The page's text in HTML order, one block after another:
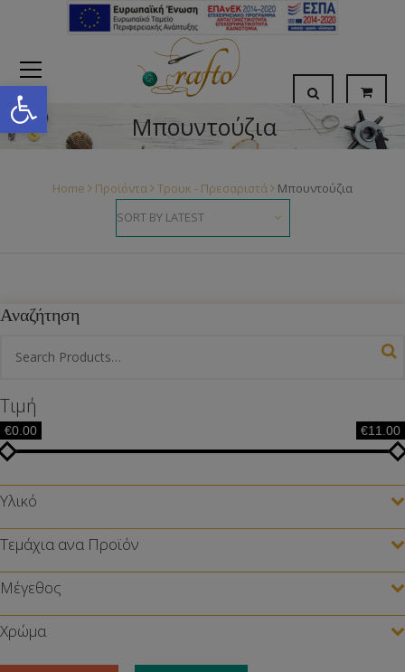
Open toolbar
Μπουντούζια
Home Προϊόντα Τρουκ - Πρεσαριστά Μπουντούζια
Αναζήτηση
Τιμή
€0.00 €11.00
Υλικό
Τεμάχια ανα Προϊόν
Μέγεθος
Χρώμα